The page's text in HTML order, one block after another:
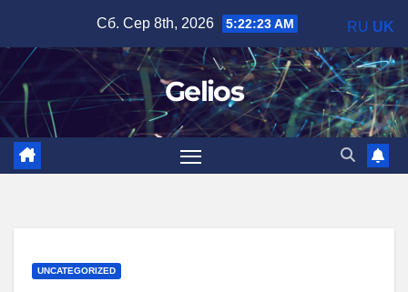
вмісту
Сб. Сер 8th, 2026 5:22:24 AM
Gelios
UNCATEGORIZED
RU UK